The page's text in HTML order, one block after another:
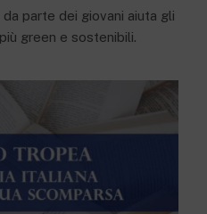
parte dei giovani aiuta gli
green e sostenibili.